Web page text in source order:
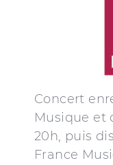
Concert
Musique et
20h, puis
France